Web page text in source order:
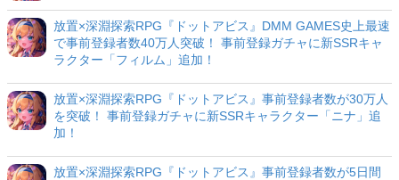
放置×深淵探索RPG『ドットアビス』DMM GAMES史上最速
で事前登録者数40万人突破！ 事前登録ガチャに新SSRキャ
ラクター「フィルム」追加！
放置×深淵探索RPG『ドットアビス』事前登録者数が30万人
を突破！ 事前登録ガチャに新SSRキャラクター「ニナ」追
加！
放置×深淵探索RPG『ドットアビス』事前登録者数が5日間